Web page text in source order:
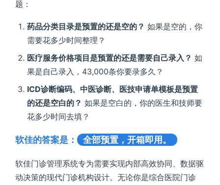
题：
药品分类目录是预置的还是空的？ 如果是空的，你
需要花多少时间整理？
医疗服务价格项目是预置的还是需要自己录入？ 如
果是自己录入，43,000条你要录多久？
ICD诊断编码、中医诊断、医技申请单模板是预置
的还是空白的？ 如果是空白的，你的医生和技师要
花多少时间去填？
软佳的答案是： 全部预置，开箱即用。
软佳门诊管理系统专为需要实现内部高效协同、数据驱
动决策的现代门诊机构设计。无论你是综合医院门诊